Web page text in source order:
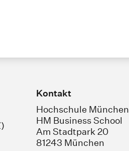
Kontakt
Hochschule München
HM Business School
Am Stadtpark 20
81243 München